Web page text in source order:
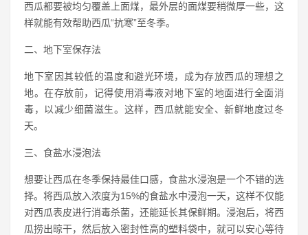
西瓜都要被均匀覆盖上面煤，最外层的面煤要稍微厚一些，这
样就能有效帮助西瓜“抗寒”至冬季。
二、地下室保存法
地下室因其较低的温度和避光环境，成为存放西瓜的理想之
地。在存放前，记得使用消毒液对地下室的地面进行全面消
毒，以减少细菌滋生。这样，西瓜就能安全、新鲜地度过冬
天。
三、食盐水浸泡法
想要让西瓜在冬季保持最佳口感，食盐水浸泡是一个不错的选
择。将西瓜放入浓度为15%的食盐水中浸泡一天，这样不仅能
对西瓜表皮进行消毒杀菌，还能延长其保鲜期。浸泡后，将西
瓜捞出晾干，然后放入密封性高的塑料袋中，就可以安心等待